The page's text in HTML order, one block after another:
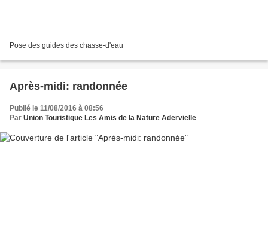
Pose des guides des chasse-d'eau
Après-midi: randonnée
Publié le 11/08/2016 à 08:56
Par Union Touristique Les Amis de la Nature Adervielle